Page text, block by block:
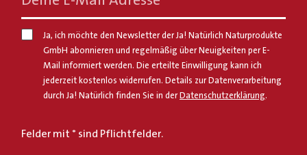
Ja, ich möchte den Newsletter der Ja! Natürlich Naturprodukte
GmbH abonnieren und regelmäßig über Neuigkeiten per E-
Mail informiert werden. Die erteilte Einwilligung kann ich
jederzeit kostenlos widerrufen. Details zur Datenverarbeitung
durch Ja! Natürlich finden Sie in der Datenschutzerklärung.
Felder mit * sind Pflichtfelder.